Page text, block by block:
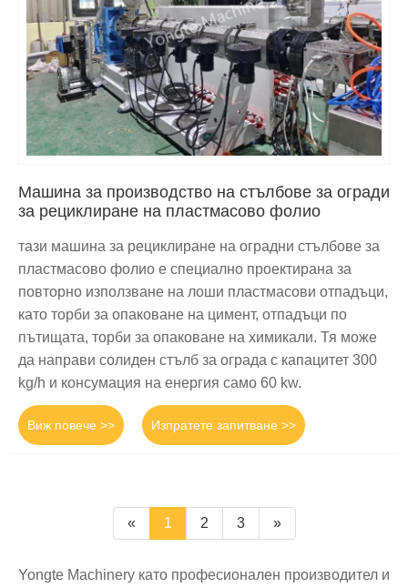
Машина за производство на стълбове за огради
за рециклиране на пластмасово фолио
тази машина за рециклиране на оградни стълбове за
пластмасово фолио е специално проектирана за
повторно използване на лоши пластмасови отпадъци,
като торби за опаковане на цимент, отпадъци по
пътищата, торби за опаковане на химикали. Тя може
да направи солиден стълб за ограда с капацитет 300
kg/h и консумация на енергия само 60 kw.
Виж повече >> Изпратете запитване >>
« 1 2 3 »
Yongte Machinery като професионален производител и